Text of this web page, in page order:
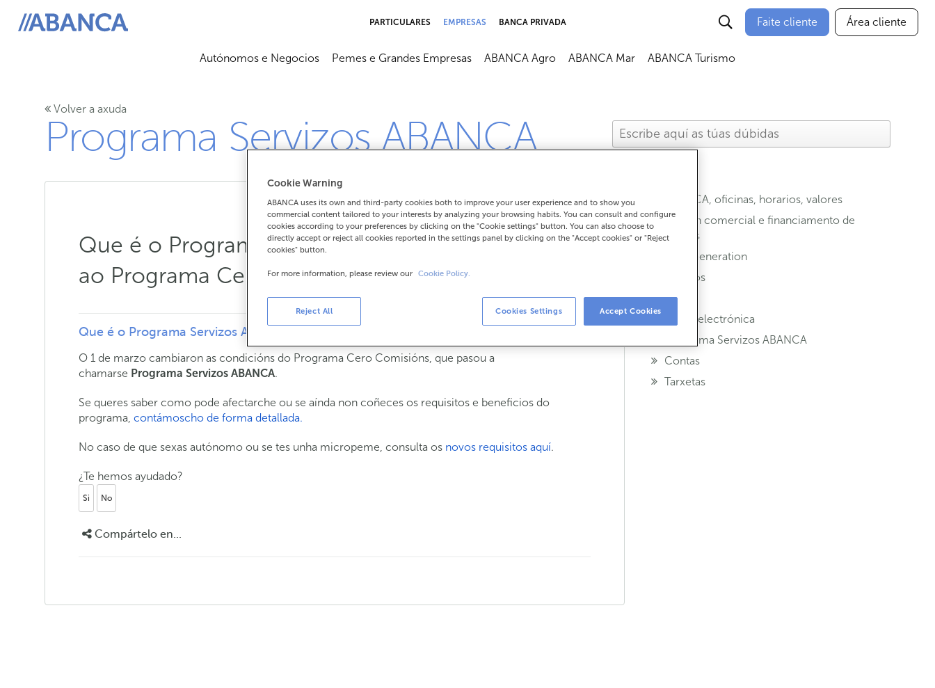
ABANCA
PARTICULARES EMPRESAS BANCA PRIVADA Faite cliente Área cliente
Autónomos e Negocios Pemes e Grandes Empresas ABANCA Agro ABANCA Mar ABANCA Turismo
Volver a axuda
Programa Servizos ABANCA
Que é o Programa Servizos ABANCA? Substitúe
ao Programa Cero Comisións?
Que é o Programa Servizos ABANCA? Substitúe ao Programa Cero Comisións?
O 1 de marzo cambiaron as condicións do Programa Cero Comisións, que pasou a
chamarse Programa Servizos ABANCA.
Se queres saber como pode afectarche ou se aínda non coñeces os requisitos e beneficios do
programa, contámoscho de forma detallada.
No caso de que sexas autónomo ou se tes unha micropeme, consulta os novos requisitos aquí.
¿Te hemos ayudado?
Si No
Compártelo en...
ABANCA, oficinas, horarios, valores
Xestión comercial e financiamento de
vendas
Next Generation
Seguros
TPV
Banca electrónica
Programa Servizos ABANCA
Contas
Tarxetas
Cookie Warning
ABANCA uses its own and third-party cookies both to improve your user experience and to show you
commercial content tailored to your interests by analyzing your browsing habits. You can consult and configure
cookies according to your preferences by clicking on the "Cookie settings" button. You can also choose to
directly accept or reject all cookies reported in the settings panel by clicking on the "Accept cookies" or "Reject
cookies" button.
For more information, please review our Cookie Policy.
Reject All Cookies Settings Accept Cookies